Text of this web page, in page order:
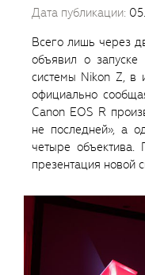
Дата публикации:
Всего лишь через
объявил о запуске
системы Nikon Z, в
официально
Canon EOS R
не последней», а
четыре
презентация новой